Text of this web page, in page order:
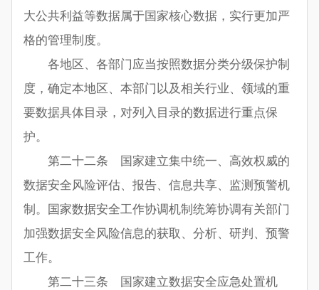
大公共利益等数据属于国家核心数据，实行更加严
格的管理制度。
各地区、各部门应当按照数据分类分级保护制
度，确定本地区、本部门以及相关行业、领域的重
要数据具体目录，对列入目录的数据进行重点保
护。
第二十二条 国家建立集中统一、高效权威的
数据安全风险评估、报告、信息共享、监测预警机
制。国家数据安全工作协调机制统筹协调有关部门
加强数据安全风险信息的获取、分析、研判、预警
工作。
第二十三条 国家建立数据安全应急处置机